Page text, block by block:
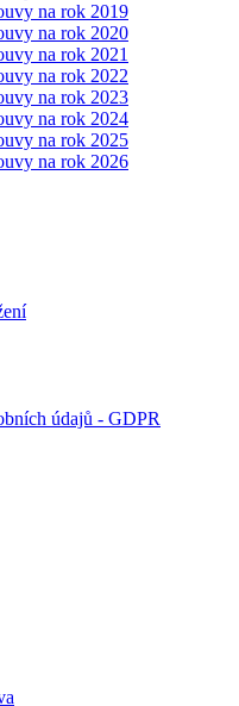
na rok 2019
na rok 2020
na rok 2021
na rok 2022
na rok 2023
na rok 2024
na rok 2025
na rok 2026
údajů - GDPR